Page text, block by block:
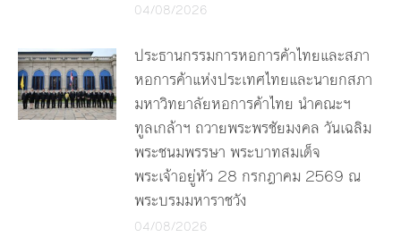
04/08/2026
ประธานกรรมการหอการค้าไทยและสภา
หอการค้าแห่งประเทศไทยและนายกสภา
มหาวิทยาลัยหอการค้าไทย นำคณะฯ
ทูลเกล้าฯ ถวายพระพรชัยมงคล วันเฉลิม
พระชนมพรรษา พระบาทสมเด็จ
พระเจ้าอยู่หัว 28 กรกฎาคม 2569 ณ
พระบรมมหาราชวัง
04/08/2026